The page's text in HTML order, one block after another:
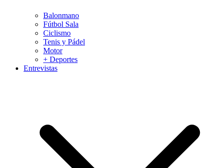
Balonmano
Fútbol Sala
Ciclismo
Tenis y Pádel
Motor
+ Deportes
Entrevistas